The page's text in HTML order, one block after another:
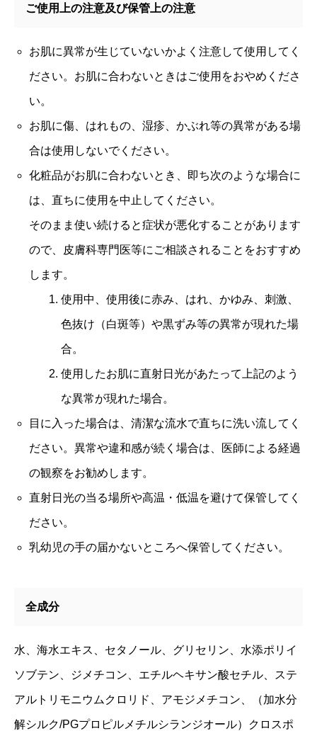
ご使用上の注意及び保管上の注意
お肌に異常が生じていないかよく注意して使用してく
ださい。お肌に合わないときはご使用をおやめくださ
い。
お肌に傷、はれもの、湿疹、かぶれ等の異常がある場
合は使用しないでください。
化粧品がお肌に合わないとき、即ち次のような場合に
は、直ちに使用を中止してください。
そのまま使い続けると症状が悪化することがあります
ので、皮膚科専門医等にご相談されることをおすすめ
します。
使用中、使用後に赤み、はれ、かゆみ、刺激、
色抜け（白斑等）や黒ずみ等の異常が現れた場
合。
使用したお肌に直射日光があたって上記のよう
な異常が現れた場合。
目に入った場合は、清潔な流水で直ちに洗い流してく
ださい。異常や違和感が続く場合は、医師による経過
の観察をお勧めします。
直射日光の当る場所や高温・低温を避けて保管してく
ださい。
乳幼児の手の届かないところへ保管してください。
全成分
水、海水エキス、セタノール、グリセリン、水添ポリイ
ソブテン、ジメチコン、エチルヘキサン酸セチル、ステ
アルトリモニウムクロリド、アモジメチコン、（加水分
解シルク/PGプロピルメチルシランジオール）クロスポ